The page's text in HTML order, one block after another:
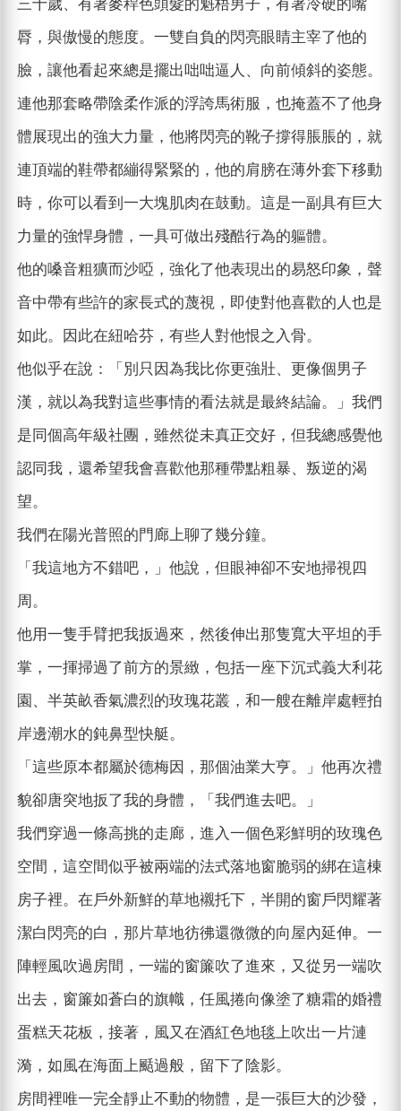
三十歲、有著麥稈色頭髮的魁梧男子，有著冷硬的嘴
脣，與傲慢的態度。一雙自負的閃亮眼睛主宰了他的
臉，讓他看起來總是擺出咄咄逼人、向前傾斜的姿態。
連他那套略帶陰柔作派的浮誇馬術服，也掩蓋不了他身
體展現出的強大力量，他將閃亮的靴子撐得脹脹的，就
連頂端的鞋帶都繃得緊緊的，他的肩膀在薄外套下移動
時，你可以看到一大塊肌肉在鼓動。這是一副具有巨大
力量的強悍身體，一具可做出殘酷行為的軀體。
他的嗓音粗獷而沙啞，強化了他表現出的易怒印象，聲
音中帶有些許的家長式的蔑視，即使對他喜歡的人也是
如此。因此在紐哈芬，有些人對他恨之入骨。
他似乎在說：「別只因為我比你更強壯、更像個男子
漢，就以為我對這些事情的看法就是最終結論。」我們
是同個高年級社團，雖然從未真正交好，但我總感覺他
認同我，還希望我會喜歡他那種帶點粗暴、叛逆的渴
望。
我們在陽光普照的門廊上聊了幾分鐘。
「我這地方不錯吧，」他說，但眼神卻不安地掃視四
周。
他用一隻手臂把我扳過來，然後伸出那隻寬大平坦的手
掌，一揮掃過了前方的景緻，包括一座下沉式義大利花
園、半英畝香氣濃烈的玫瑰花叢，和一艘在離岸處輕拍
岸邊潮水的鈍鼻型快艇。
「這些原本都屬於德梅因，那個油業大亨。」他再次禮
貌卻唐突地扳了我的身體，「我們進去吧。」
我們穿過一條高挑的走廊，進入一個色彩鮮明的玫瑰色
空間，這空間似乎被兩端的法式落地窗脆弱的綁在這棟
房子裡。在戶外新鮮的草地襯托下，半開的窗戶閃耀著
潔白閃亮的白，那片草地彷彿還微微的向屋內延伸。一
陣輕風吹過房間，一端的窗簾吹了進來，又從另一端吹
出去，窗簾如蒼白的旗幟，任風捲向像塗了糖霜的婚禮
蛋糕天花板，接著，風又在酒紅色地毯上吹出一片漣
漪，如風在海面上颳過般，留下了陰影。
房間裡唯一完全靜止不動的物體，是一張巨大的沙發，